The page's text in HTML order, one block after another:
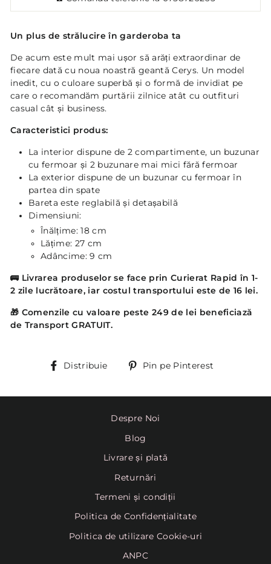
Un plus de strălucire în garderoba ta
De acum este mult mai ușor să arăți extraordinar de
fiecare dată cu noua noastră geantă Cerys. Un model
inedit, cu o culoare superbă și o formă de invidiat pe
care o recomandăm purtării zilnice atât cu outfituri
casual cât și business.
Caracteristici produs:
La interior dispune de 2 compartimente, un buzunar
cu fermoar și 2 buzunare mai mici fără fermoar
La exterior dispune de un buzunar cu fermoar în
partea din spate
Bareta este reglabilă și detașabilă
Dimensiuni:
Înălțime: 18 cm
Lățime: 27 cm
Adâncime: 9 cm
🚌 Livrarea produselor se face prin Curierat Rapid în 1-
2 zile lucrătoare, iar costul transportului este de 16 lei.
🎁 Comenzile cu valoare peste 249 de lei beneficiază
de Transport GRATUIT.
Distribuie DistribuiePin pe Pinterest
Despre Noi
Blog
Livrare și plată
Returnări
Termeni și condiții
Politica de Confidențialitate
Politica de utilizare Cookie-uri
ANPC